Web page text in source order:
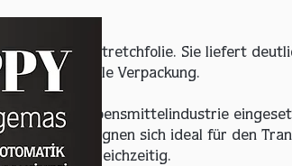
sicher mit Stretchfolie. Sie liefert
die manuelle Verpackung.
und der Lebensmittelindustrie
Sie eignen sich ideal für den
diese gleichzeitig.